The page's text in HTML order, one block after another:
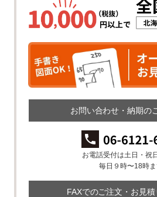
お問い合わせ・納期の
お電話受付は土日・祝
毎日９時〜18時
FAXでのご注文・お見積